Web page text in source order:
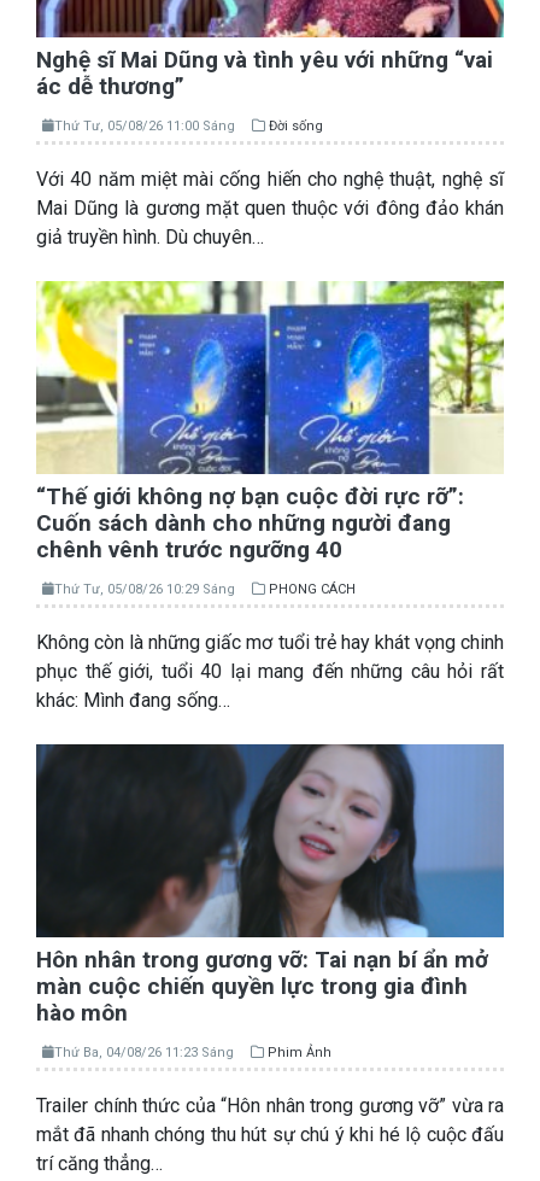
Nghệ sĩ Mai Dũng và tình yêu với những “vai
ác dễ thương”
Thứ Tư, 05/08/26 11:00 Sáng Đời sống
Với 40 năm miệt mài cống hiến cho nghệ thuật, nghệ sĩ
Mai Dũng là gương mặt quen thuộc với đông đảo khán
giả truyền hình. Dù chuyên…
“Thế giới không nợ bạn cuộc đời rực rỡ”:
Cuốn sách dành cho những người đang
chênh vênh trước ngưỡng 40
Thứ Tư, 05/08/26 10:29 Sáng PHONG CÁCH
Không còn là những giấc mơ tuổi trẻ hay khát vọng chinh
phục thế giới, tuổi 40 lại mang đến những câu hỏi rất
khác: Mình đang sống…
Hôn nhân trong gương vỡ: Tai nạn bí ẩn mở
màn cuộc chiến quyền lực trong gia đình
hào môn
Thứ Ba, 04/08/26 11:23 Sáng Phim Ảnh
Trailer chính thức của “Hôn nhân trong gương vỡ” vừa ra
mắt đã nhanh chóng thu hút sự chú ý khi hé lộ cuộc đấu
trí căng thẳng…